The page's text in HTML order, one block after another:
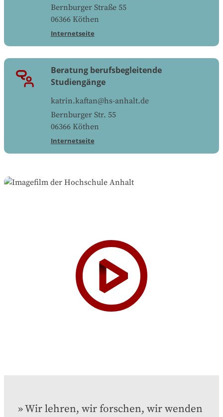
Bernburger Straße 55
06366 Köthen
Internetseite
Beratung berufsbegleitende
Studiengänge
katrin.kaftan@hs-anhalt.de
Bernburger Str. 55
06366 Köthen
Internetseite
Wir lehren, wir forschen, wir wenden